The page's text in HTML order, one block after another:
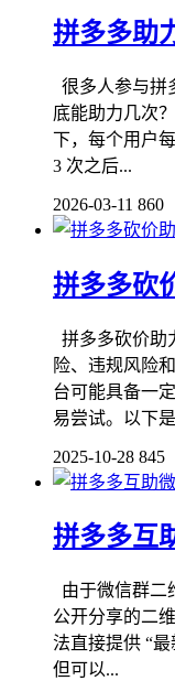
拼多多助
很多人参与拼
底能助力几次
下，每个用户
3 次之后...
2026-03-11 860
拼多多砍
拼多多砍价助
险、违规风险
台可能具备一
易尝试。以下
2025-10-28 845
拼多多互
由于微信群二
公开分享的二
法直接提供 “最
但可以...